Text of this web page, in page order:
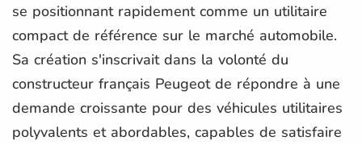
se positionnant rapidement comme un utilitaire
compact de référence sur le marché automobile.
Sa création s'inscrivait dans la volonté du
constructeur français Peugeot de répondre à une
demande croissante pour des véhicules utilitaires
polyvalents et abordables, capables de satisfaire